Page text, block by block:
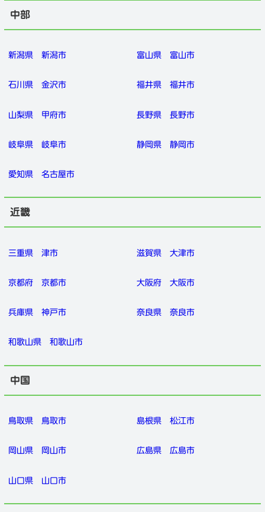
中部
新潟県 新潟市 富山県 富山市
石川県 金沢市 福井県 福井市
山梨県 甲府市 長野県 長野市
岐阜県 岐阜市 静岡県 静岡市
愛知県 名古屋市
近畿
三重県 津市 滋賀県 大津市
京都府 京都市 大阪府 大阪市
兵庫県 神戸市 奈良県 奈良市
和歌山県 和歌山市
中国
鳥取県 鳥取市 島根県 松江市
岡山県 岡山市 広島県 広島市
山口県 山口市